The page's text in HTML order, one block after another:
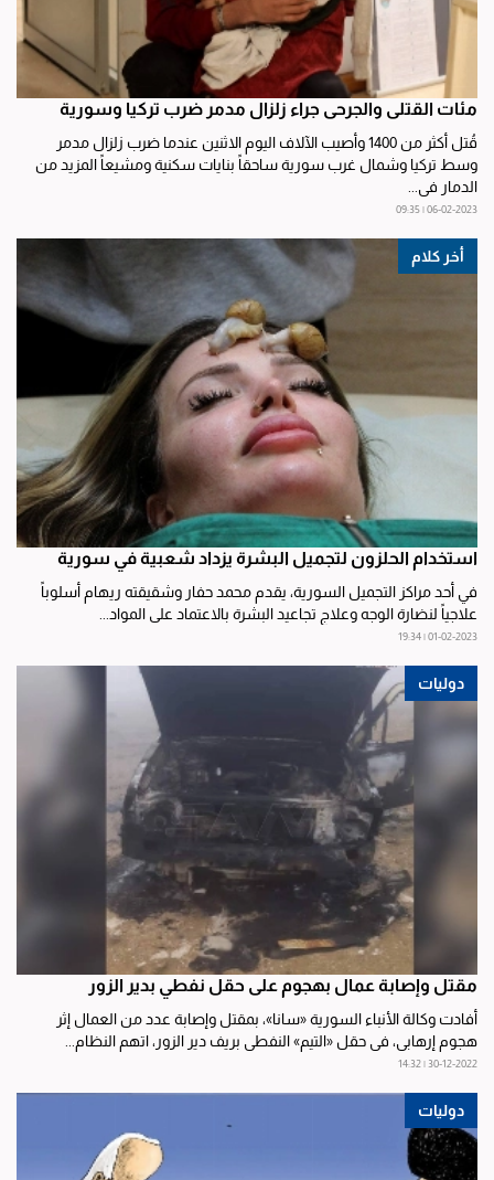
مئات القتلى والجرحى جراء زلزال مدمر ضرب تركيا وسورية
قُتل أكثر من 1400 وأصيب الآلاف اليوم الاثنين عندما ضرب زلزال مدمر
وسط تركيا وشمال غرب سورية ساحقاً بنايات سكنية ومشيعاً المزيد من
الدمار في...
06-02-2023 | 09:35
أخر كلام
استخدام الحلزون لتجميل البشرة يزداد شعبية في سورية
في أحد مراكز التجميل السورية، يقدم محمد حفار وشقيقته ريهام أسلوباً
علاجياً لنضارة الوجه وعلاج تجاعيد البشرة بالاعتماد على المواد...
01-02-2023 | 19:34
دوليات
مقتل وإصابة عمال بهجوم على حقل نفطي بدير الزور
أفادت وكالة الأنباء السورية «سانا»، بمقتل وإصابة عدد من العمال إثر
هجوم إرهابي، في حقل «التيم» النفطي بريف دير الزور، اتهم النظام...
30-12-2022 | 14:32
دوليات